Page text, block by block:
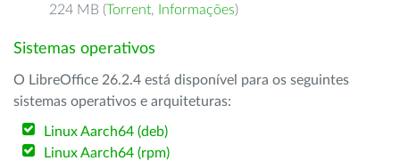
224 MB (Torrent, Informações)
Sistemas operativos
O LibreOffice 26.2.4 está disponível para os seguintes
sistemas operativos e arquiteturas:
Linux Aarch64 (deb)
Linux Aarch64 (rpm)